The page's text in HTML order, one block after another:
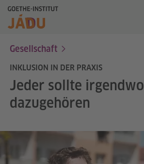
Gesellschaft
INKLUSION IN DER PRAXIS
Jeder sollte irgendwo
dazugehören